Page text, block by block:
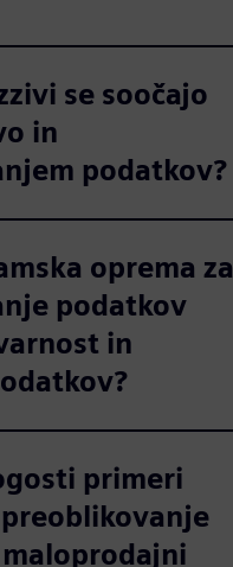
se soočajo
in
podatkov?
oprema za
podatkov
in
primeri